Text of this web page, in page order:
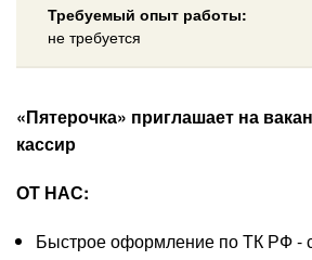
Требуемый опыт работы:
не требуется
«Пятерочка» приглашает на
кассир
ОТ НАС:
Быстрое оформление по ТК РФ -